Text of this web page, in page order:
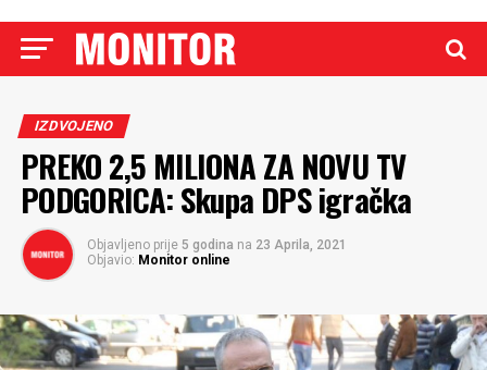
IZDVOJENO
PREKO 2,5 MILIONA ZA NOVU TV
PODGORICA: Skupa DPS igračka
Objavljeno prije 5 godina na 23 Aprila, 2021
Objavio: Monitor online